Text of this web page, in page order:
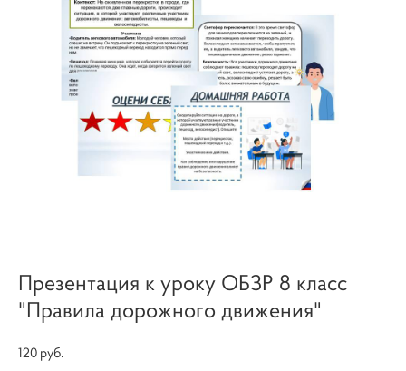
Презентация к уроку ОБЗР 8 класс
"Правила дорожного движения"
120 pуб.